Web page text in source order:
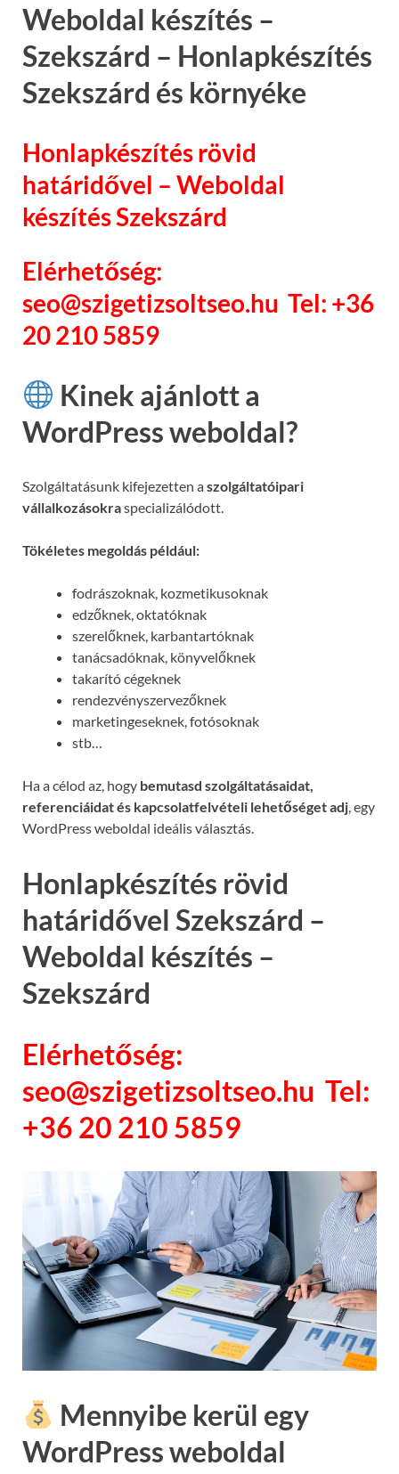
Weboldal készítés –
Szekszárd – Honlapkészítés
Szekszárd és környéke
Honlapkészítés rövid
határidővel – Weboldal
készítés Szekszárd
Elérhetőség:
seo@szigetizsoltseo.hu Tel: +36
20 210 5859
Kinek ajánlott a
WordPress weboldal?
Szolgáltatásunk kifejezetten aszolgáltatóipari
vállalkozásokraspecializálódott.
Tökéletes megoldás például:
fodrászoknak, kozmetikusoknak
edzőknek, oktatóknak
szerelőknek, karbantartóknak
tanácsadóknak, könyvelőknek
takarító cégeknek
rendezvényszervezőknek
marketingeseknek, fotósoknak
stb…
Ha a célod az, hogy bemutasd szolgáltatásaidat,
referenciáidat és kapcsolatfelvételi lehetőséget adj , egy
WordPress weboldal ideális választás.
Honlapkészítés rövid
határidővel Szekszárd –
Weboldal készítés –
Szekszárd
Elérhetőség:
seo@szigetizsoltseo.hu Tel:
+36 20 210 5859
Mennyibe kerül egy
WordPress weboldal